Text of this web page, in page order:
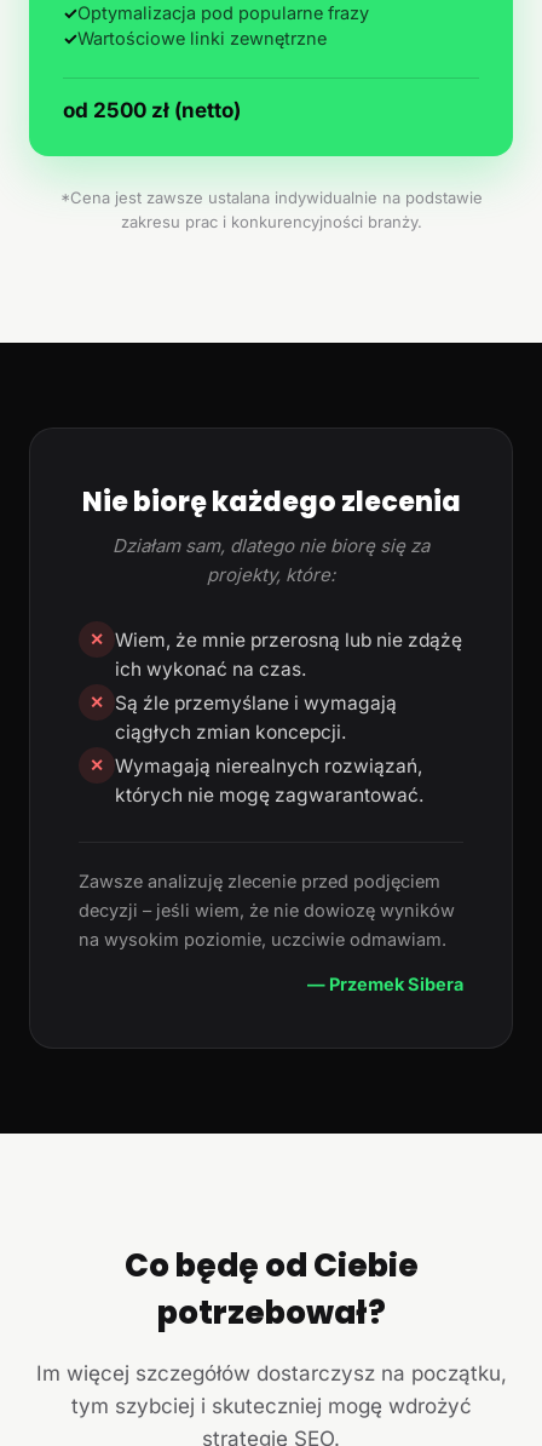
✓Optymalizacja pod popularne frazy
✓Wartościowe linki zewnętrzne
od 2500 zł (netto)
*Cena jest zawsze ustalana indywidualnie na podstawie
zakresu prac i konkurencyjności branży.
Nie biorę każdego zlecenia
Działam sam, dlatego nie biorę się za
projekty, które:
✕ Wiem, że mnie przerosną lub nie zdążę
ich wykonać na czas.
✕
Są źle przemyślane i wymagają
ciągłych zmian koncepcji.
✕ Wymagają nierealnych rozwiązań,
których nie mogę zagwarantować.
Zawsze analizuję zlecenie przed podjęciem
decyzji – jeśli wiem, że nie dowiozę wyników
na wysokim poziomie, uczciwie odmawiam.
— Przemek Sibera
Co będę od Ciebie
potrzebował?
Im więcej szczegółów dostarczysz na początku,
tym szybciej i skuteczniej mogę wdrożyć
strategię SEO.